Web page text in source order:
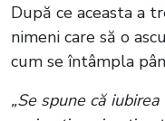
După ce aceasta a
nimeni care să o
cum se întâmpla
„Se spune că